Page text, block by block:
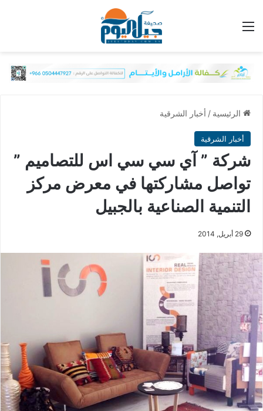
الرئيسية / أخبار الشرقية
أخبار الشرقية
شركة ” آي سي سي اس للتصاميم ”
تواصل مشاركتها في معرض مركز
التنمية الصناعية بالجبيل
29 أبريل, 2014